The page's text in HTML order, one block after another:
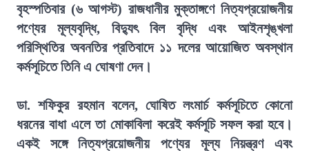
বৃহস্পতিবার (৬ আগস্ট) রাজধানীর মুক্তাঙ্গণে নিত্যপ্রয়োজনীয়
পণ্যের মূল্যবৃদ্ধি, বিদ্যুৎ বিল বৃদ্ধি এবং আইনশৃঙ্খলা
পরিস্থিতির অবনতির প্রতিবাদে ১১ দলের আয়োজিত অবস্থান
কর্মসূচিতে তিনি এ ঘোষণা দেন।
ডা. শফিকুর রহমান বলেন, ঘোষিত লংমার্চ কর্মসূচিতে কোনো
ধরনের বাধা এলে তা মোকাবিলা করেই কর্মসূচি সফল করা হবে।
একই সঙ্গে নিত্যপ্রয়োজনীয় পণ্যের মূল্য নিয়ন্ত্রণ এবং